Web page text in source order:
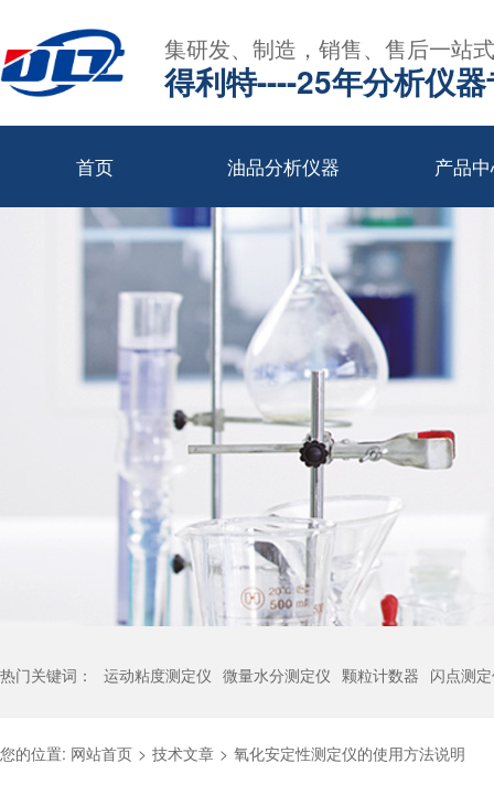
集研发、制造，销售、售后一站
得利特----25年分析仪
首页 油品分析仪器 产品
热门关键词： 运动粘度测定仪 微量水分测定仪 颗粒计数器 闪点测
您的位置: 网站首页 > 技术文章 > 氧化安定性测定仪的使用方法说明